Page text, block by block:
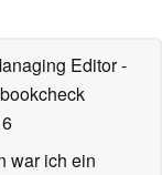
Editor-
war ich ein